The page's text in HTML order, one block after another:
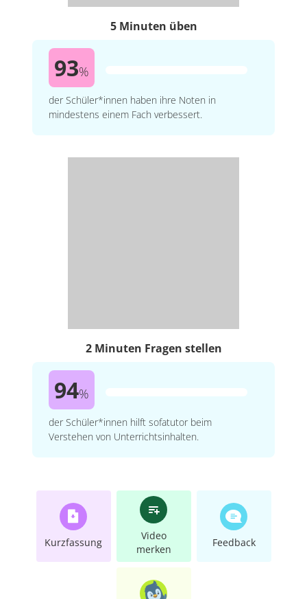
5 Minuten üben
93%
der Schüler*innen haben ihre Noten in
mindestens einem Fach verbessert.
2 Minuten Fragen stellen
94%
der Schüler*innen hilft sofatutor beim
Verstehen von Unterrichtsinhalten.
Kurzfassung
Video
merken
Feedback